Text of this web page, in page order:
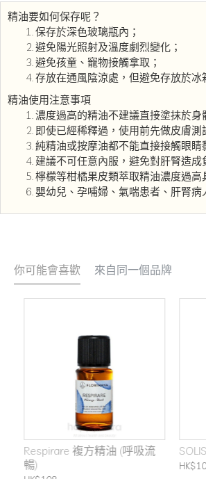
精油要如何保存呢？
保存於深色玻璃瓶內；
避免陽光照射及溫度劇烈變化；
避免孩童、寵物接觸拿取；
存放在通風陰涼處，但避免存放於冰
精油使用注意事項
濃度過高的精油不建議直接塗抹於身
即使已經稀釋過，使用前先做皮膚測
純精油或按摩油都不能直接接觸眼睛
建議不可任意內服，避免對肝腎造成
檸檬等柑橘果皮類萃取精油濃度過高
嬰幼兒、孕哺婦、氣喘患者、肝腎
你可能會喜歡 來自同一個品牌
Respirare 複方精油 (呼吸流
暢)
HK$102